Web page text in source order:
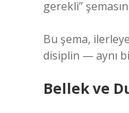
gerekli”
Bu şema,
disiplin — aynı
Bellek ve